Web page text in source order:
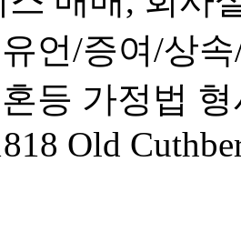
언/증여/상
등 가정법
Old